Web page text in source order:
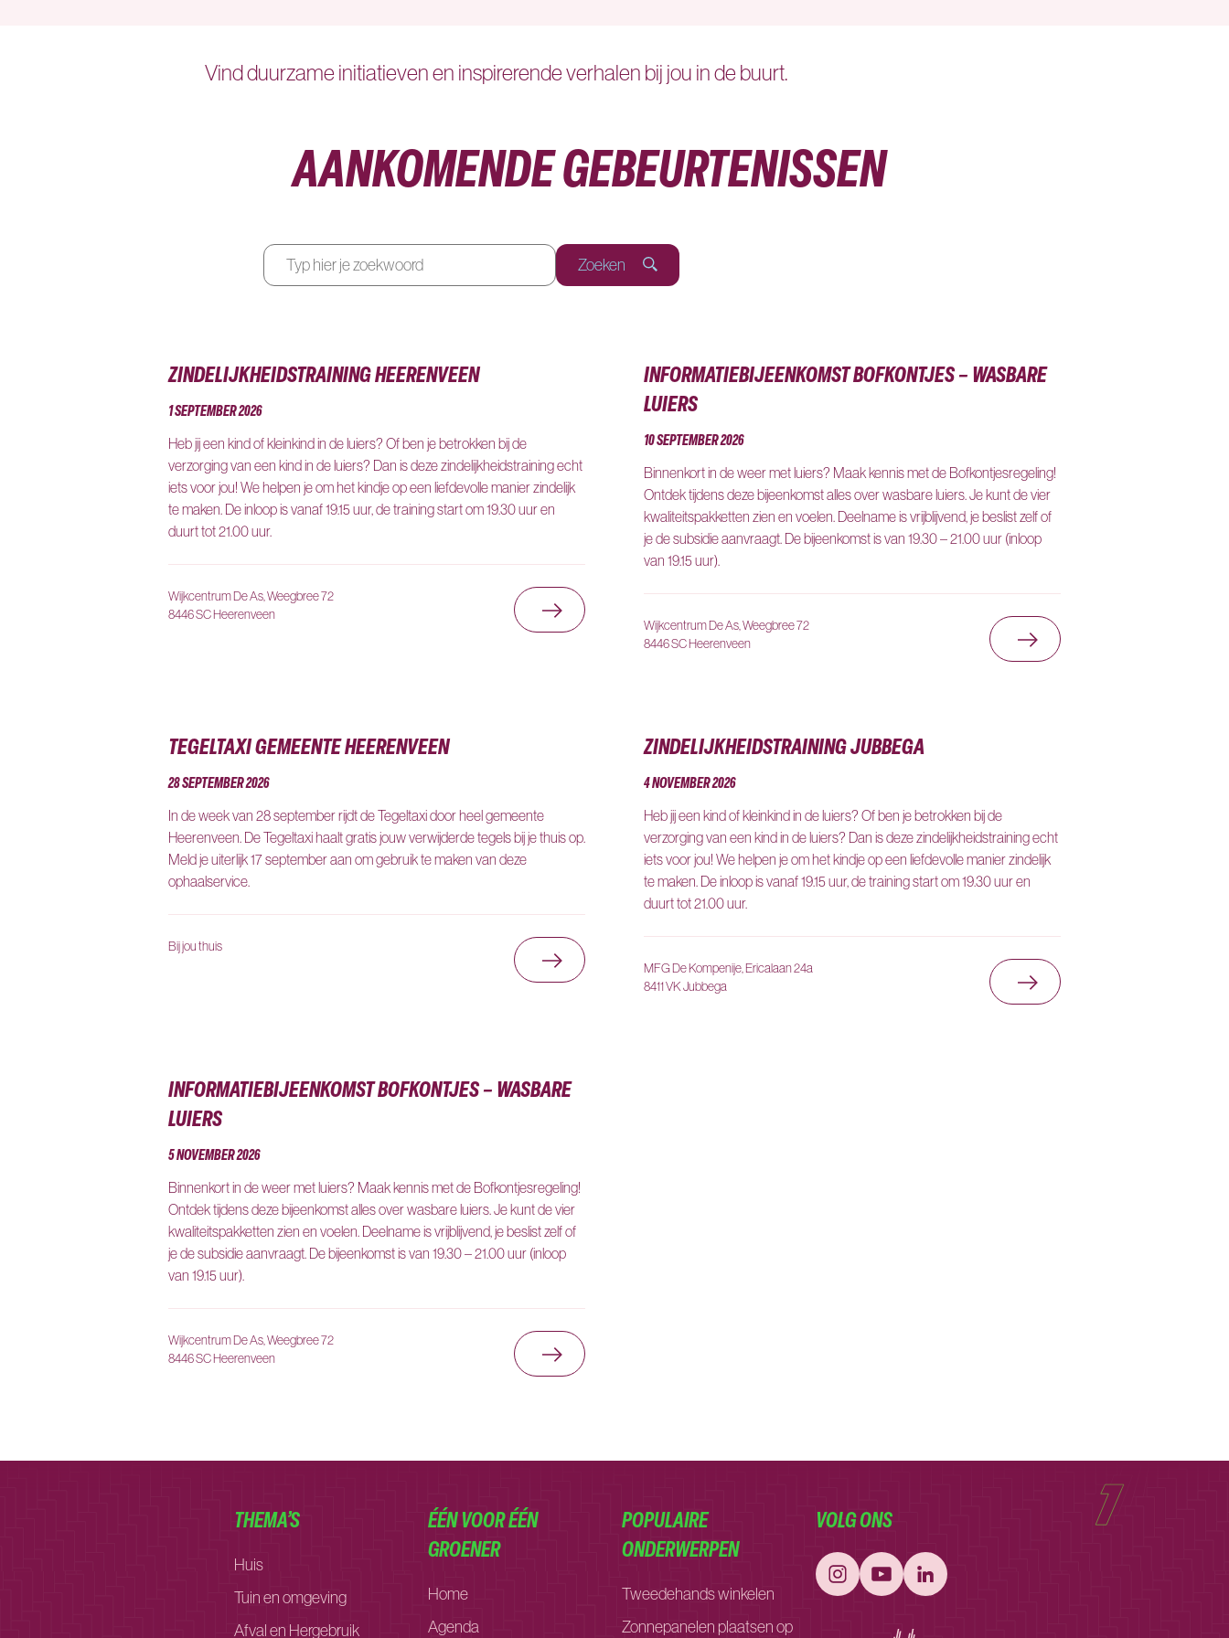
Vind duurzame initiatieven en inspirerende verhalen bij jou in de buurt.
AANKOMENDE GEBEURTENISSEN
Zoeken
ZINDELIJKHEIDSTRAINING HEERENVEEN
1 SEPTEMBER 2026
Heb jij een kind of kleinkind in de luiers? Of ben je betrokken bij de
verzorging van een kind in de luiers? Dan is deze zindelijkheidstraining echt
iets voor jou! We helpen je om het kindje op een liefdevolle manier zindelijk
te maken. De inloop is vanaf 19.15 uur, de training start om 19.30 uur en
duurt tot 21.00 uur.
Wijkcentrum De As, Weegbree 72
8446 SC Heerenveen
Ga naar Zindelijkheidstraining Heerenveen
INFORMATIEBIJEENKOMST BOFKONTJES – WASBARE
LUIERS
10 SEPTEMBER 2026
Binnenkort in de weer met luiers? Maak kennis met de Bofkontjesregeling!
Ontdek tijdens deze bijeenkomst alles over wasbare luiers. Je kunt de vier
kwaliteitspakketten zien en voelen. Deelname is vrijblijvend, je beslist zelf of
je de subsidie aanvraagt. De bijeenkomst is van 19.30 – 21.00 uur (inloop
van 19.15 uur).
Wijkcentrum De As, Weegbree 72
8446 SC Heerenveen
Ga naar
TEGELTAXI GEMEENTE HEERENVEEN
28 SEPTEMBER 2026
In de week van 28 september rijdt de Tegeltaxi door heel gemeente
Heerenveen. De Tegeltaxi haalt gratis jouw verwijderde tegels bij je thuis op.
Meld je uiterlijk 17 september aan om gebruik te maken van deze
ophaalservice.
Bij jou thuis Ga naar Tegeltaxi gemeente Heerenveen
ZINDELIJKHEIDSTRAINING JUBBEGA
4 NOVEMBER 2026
Heb jij een kind of kleinkind in de luiers? Of ben je betrokken bij de
verzorging van een kind in de luiers? Dan is deze zindelijkheidstraining echt
iets voor jou! We helpen je om het kindje op een liefdevolle manier zindelijk
te maken. De inloop is vanaf 19.15 uur, de training start om 19.30 uur en
duurt tot 21.00 uur.
MFG De Kompenije, Ericalaan 24a
8411 VK Jubbega
Ga naar
INFORMATIEBIJEENKOMST BOFKONTJES – WASBARE
LUIERS
5 NOVEMBER 2026
Binnenkort in de weer met luiers? Maak kennis met de Bofkontjesregeling!
Ontdek tijdens deze bijeenkomst alles over wasbare luiers. Je kunt de vier
kwaliteitspakketten zien en voelen. Deelname is vrijblijvend, je beslist zelf of
je de subsidie aanvraagt. De bijeenkomst is van 19.30 – 21.00 uur (inloop
van 19.15 uur).
Wijkcentrum De As, Weegbree 72
8446 SC Heerenveen
Ga naar Informatiebijeenkomst Bofkontjes – wasbare luiers
THEMA’S
Huis
Tuin en omgeving
Afval en Hergebruik
ÉÉN VOOR ÉÉN
GROENER
Home
Agenda
POPULAIRE
ONDERWERPEN
Tweedehands winkelen
Zonnepanelen plaatsen op
VOLG ONS